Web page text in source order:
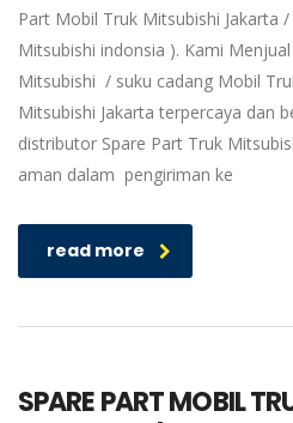
Part Mobil Truk Mitsubishi Jakarta
Mitsubishi indonsia ). Kami
Mitsubishi / suku cadang Mobil
Mitsubishi Jakarta terpercaya dan
distributor Spare Part Truk
aman dalam pengiriman ke
read more
SPARE PART MOBIL